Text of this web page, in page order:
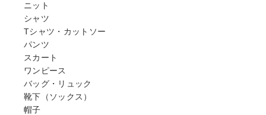
ニット
シャツ
Tシャツ・カットソー
パンツ
スカート
ワンピース
バッグ・リュック
靴下（ソックス）
帽子